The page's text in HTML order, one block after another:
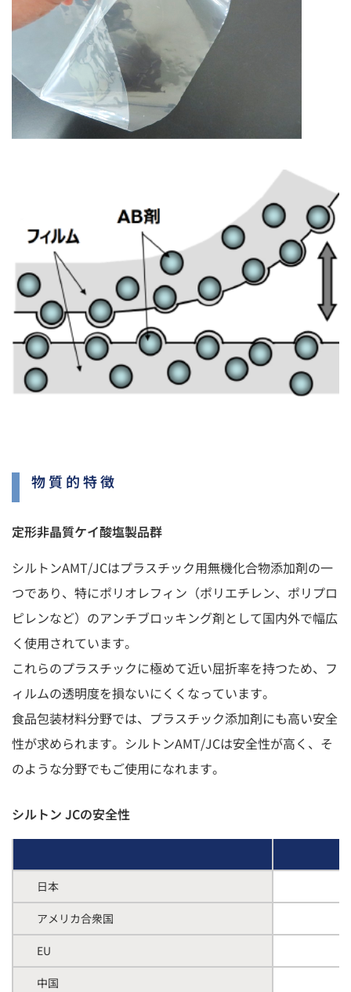
物質的特徴
定形非晶質ケイ酸塩製品群
シルトンAMT/JCはプラスチック用無機化合物添加剤の一
つであり、特にポリオレフィン（ポリエチレン、ポリプロ
ピレンなど）のアンチブロッキング剤として国内外で幅広
く使用されています。
これらのプラスチックに極めて近い屈折率を持つため、フ
ィルムの透明度を損ないにくくなっています。
食品包装材料分野では、プラスチック添加剤にも高い安全
性が求められます。シルトンAMT/JCは安全性が高く、そ
のような分野でもご使用になれます。
シルトン JCの安全性
日本
アメリカ合衆国
EU
中国